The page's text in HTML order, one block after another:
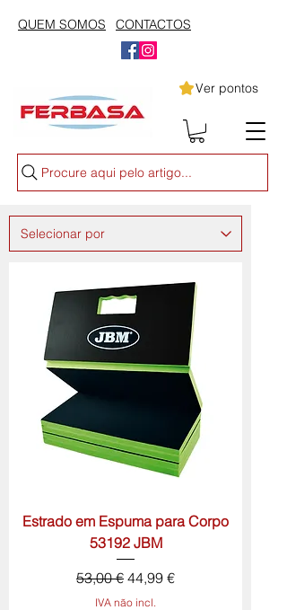
QUEM SOMOS CONTACTOS
Ver pontos
Procure aqui pelo artigo...
Estrado em Espuma para Corpo
53192 JBM
Preço normal
53,00 € Preço promocional
44,99 €
IVA não incl.